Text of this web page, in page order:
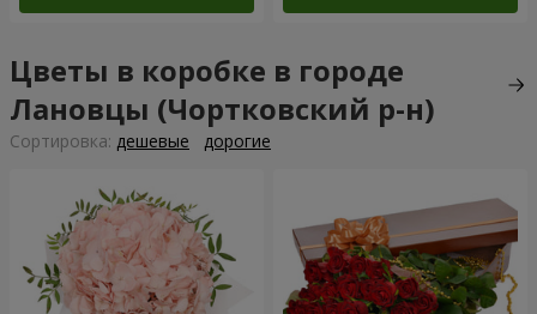
Цветы в коробке в городе
Лановцы (Чортковский р-н)
Cортировка: дешевые дорогие